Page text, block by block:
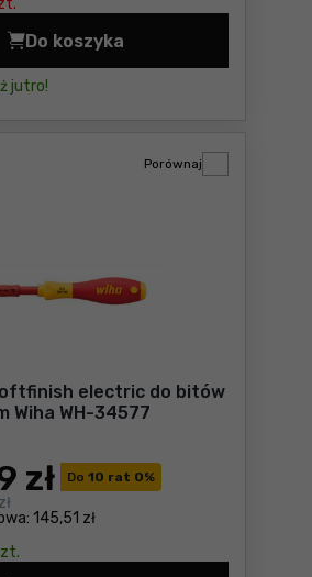
jutro!
Do koszyka
Szczypce półokrągłe z
electric do bitów
Wiha WH-34577
Do 10 rat 0%
145,51 zł
zł
Porównaj